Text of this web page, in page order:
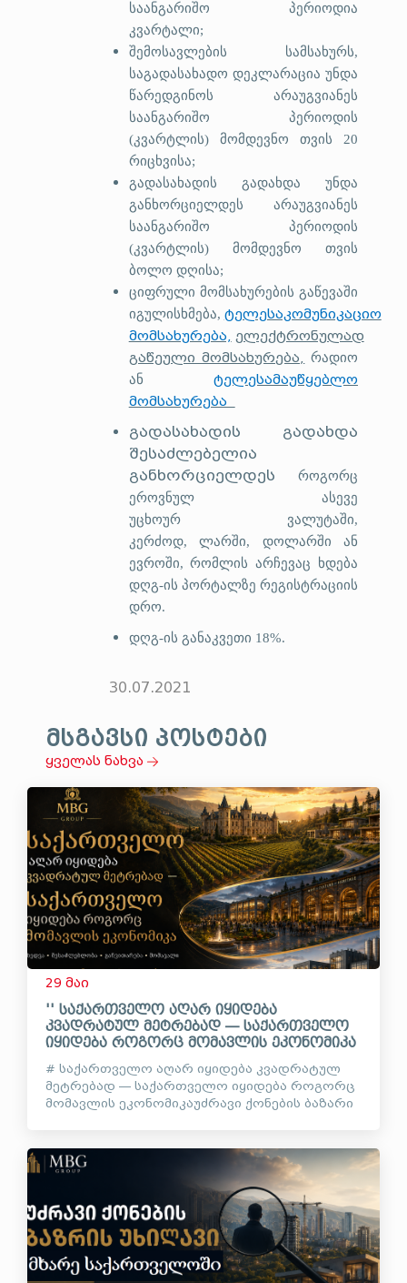
საანგარიშო პერიოდია
კვარტალი;
შემოსავლების სამსახურს,
საგადასახადო დეკლარაცია უნდა
წარედგინოს არაუგვიანეს
საანგარიშო პერიოდის
(კვარტლის) მომდევნო თვის 20
რიცხვისა;
გადასახადის გადახდა უნდა
განხორციელდეს არაუგვიანეს
საანგარიშო პერიოდის
(კვარტლის) მომდევნო თვის
ბოლო დღისა;
ციფრული მომსახურების გაწევაში
იგულისხმება, ტელესაკომუნიკაციო
მომსახურება, ელექტრონულად
გაწეული მომსახურება, რადიო
ან ტელესამაუწყებლო
მომსახურება
გადასახადის გადახდა
შესაძლებელია
განხორციელდეს როგორც
ეროვნულ ასევე
უცხოურ ვალუტაში,
კერძოდ,ლარში, დოლარში ან
ევროში, რომლის არჩევაც ხდება
დღგ-ის პორტალზე რეგისტრაციის
დრო.
დღგ-ის განაკვეთი 18%.
30.07.2021
მსგავსი პოსტები
ყველას ნახვა
29 მაი
'' საქართველო აღარ იყიდება
კვადრატულ მეტრებად — საქართველო
იყიდება როგორც მომავლის ეკონომიკა
# საქართველო აღარ იყიდება კვადრატულ
მეტრებად — საქართველო იყიდება როგორც
მომავლის ეკონომიკაუძრავი ქონების ბაზარი
ნაკვეთების ბაზარი....